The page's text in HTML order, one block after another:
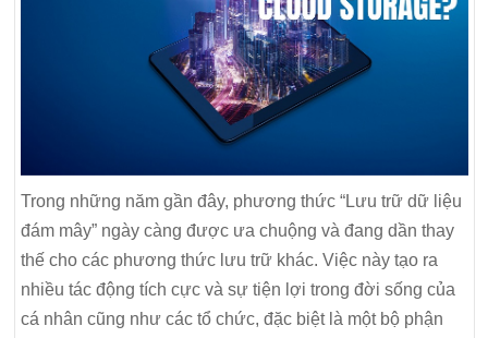
Trong những năm gần đây, phương thức “Lưu trữ dữ liệu
đám mây” ngày càng được ưa chuộng và đang dần thay
thế cho các phương thức lưu trữ khác. Việc này tạo ra
nhiều tác động tích cực và sự tiện lợi trong đời sống của
cá nhân cũng như các tổ chức, đặc biệt là một bộ phận